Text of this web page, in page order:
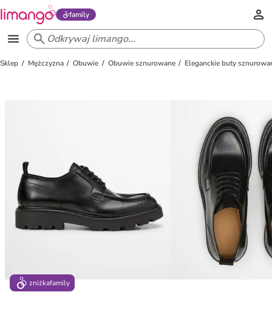
family
Sklep Mężczyzna Obuwie Obuwie sznurowane Eleganckie buty
zniżkafamily